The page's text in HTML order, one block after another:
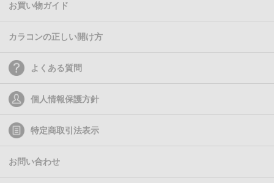
お買い物ガイド
カラコンの正しい開け方
よくある質問
個人情報保護方針
特定商取引法表示
お問い合わせ